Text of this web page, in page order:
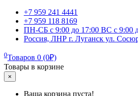
+7 959 241 4441
+7 959 118 8169
ПН-СБ с 9:00 до 17:00 ВС с 9:00
Россия, ЛНР г. Луганск ул.
0Товаров 0 (0₽)
Товары в корзине
×
Ваша корзина пуста!